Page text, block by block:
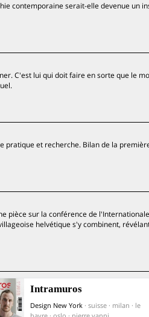
contemporaine serait-elle devenue un
C'est lui qui doit faire en sorte que le
et recherche. Bilan de la
pièce sur la conférence de
helvétique s'y combinent,
Intramuros
Design New York · suisse · milan · le